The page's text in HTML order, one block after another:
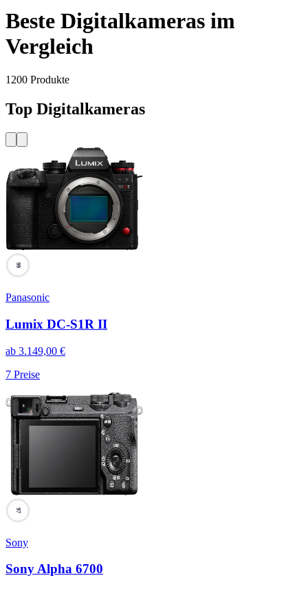
Beste Digitalkameras im
Vergleich
1200 Produkte
Top Digitalkameras
99
Panasonic
Lumix DC-S1R II
ab 3.149,00 €
7 Preise
97
Sony
Sony Alpha 6700